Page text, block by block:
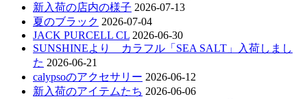
新入荷の店内の様子 2026-07-13
夏のブラック 2026-07-04
JACK PURCELL CL 2026-06-30
SUNSHINEより カラフル「SEA SALT」入荷しまし
た 2026-06-21
calypsoのアクセサリー 2026-06-12
新入荷のアイテムたち 2026-06-06